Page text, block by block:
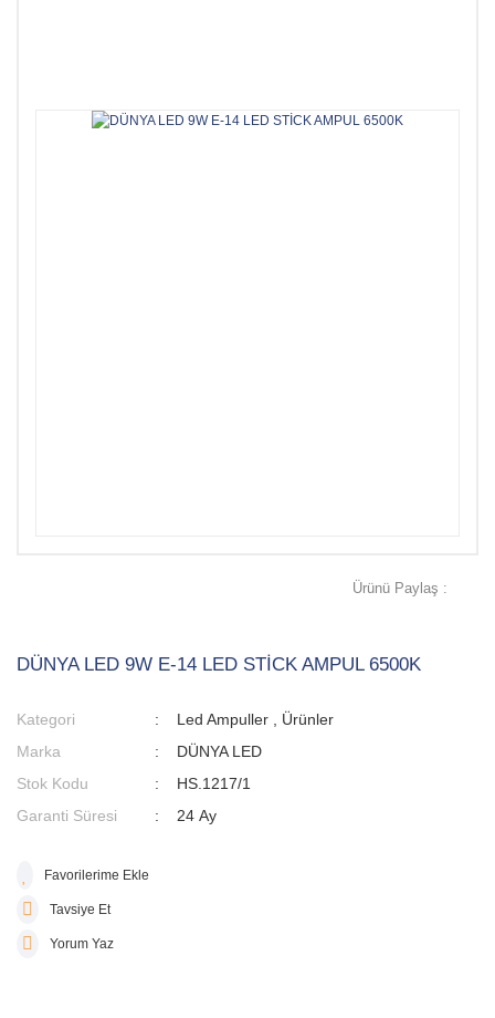
Ürünü Paylaş :
DÜNYA LED 9W E-14 LED STİCK AMPUL 6500K
Kategori Led Ampuller
Ürünler
Marka
DÜNYA LED
Stok Kodu
HS.1217/1
Garanti Süresi
24 Ay
Tavsiye Et
Yorum Yaz